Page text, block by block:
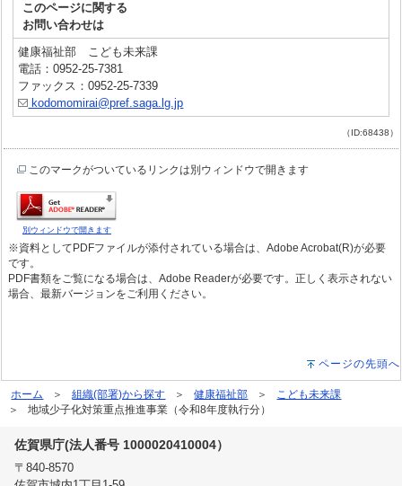
このページに関する
お問い合わせは
健康福祉部 こども未来課
電話：0952-25-7381
ファックス：0952-25-7339
kodomomirai@pref.saga.lg.jp
（ID:68438）
このマークがついているリンクは別ウィンドウで開きます
別ウィンドウで開きます
※資料としてPDFファイルが添付されている場合は、Adobe Acrobat(R)が必要
です。
PDF書類をご覧になる場合は、Adobe Readerが必要です。正しく表示されない
場合、最新バージョンをご利用ください。
ページの先頭へ
ホーム 組織(部署)から探す 健康福祉部
こども未来課
地域少子化対策重点推進事業（令和8年度執行分）
佐賀県庁(法人番号 1000020410004）
〒840-8570